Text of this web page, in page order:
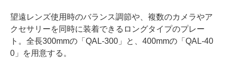
望遠レンズ使用時のバランス調節や、複数のカメラやア
クセサリーを同時に装着できるロングタイプのプレー
ト。全長300mmの「QAL-300」と、400mmの「QAL-40
0」を用意する。